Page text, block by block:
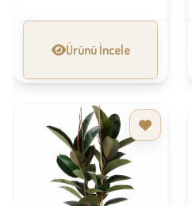
Ürünü İncele